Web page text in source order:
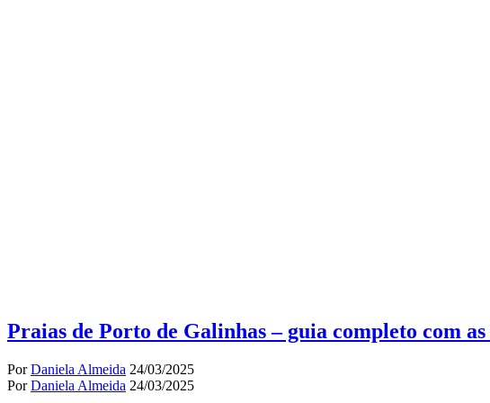
Praias de Porto de Galinhas – guia completo com
PorDaniela Almeida 24/03/2025
PorDaniela Almeida 24/03/2025